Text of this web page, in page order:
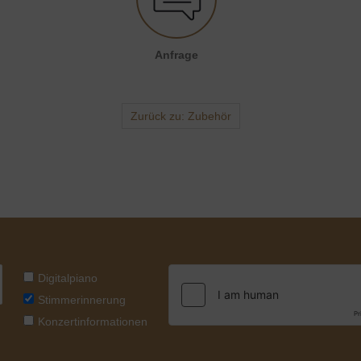
Anfrage
Zurück zu: Zubehör
Digitalpiano
Stimmerinnerung
Konzertinformationen